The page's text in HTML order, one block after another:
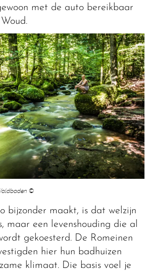
met de auto bereikbaar
©
bijzonder maakt, is dat welzijn
maar een levenshouding die al
gekoesterd. De Romeinen
hier hun badhuizen
klimaat. Die basis voel je